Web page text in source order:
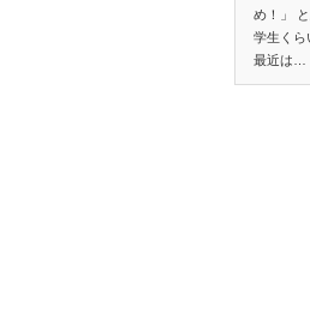
め！」
学生くら
最近は…